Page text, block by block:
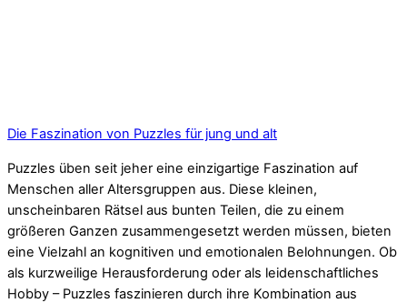
Die Faszination von Puzzles für jung und alt
Puzzles üben seit jeher eine einzigartige Faszination auf
Menschen aller Altersgruppen aus. Diese kleinen,
unscheinbaren Rätsel aus bunten Teilen, die zu einem
größeren Ganzen zusammengesetzt werden müssen, bieten
eine Vielzahl an kognitiven und emotionalen Belohnungen. Ob
als kurzweilige Herausforderung oder als leidenschaftliches
Hobby – Puzzles faszinieren durch ihre Kombination aus